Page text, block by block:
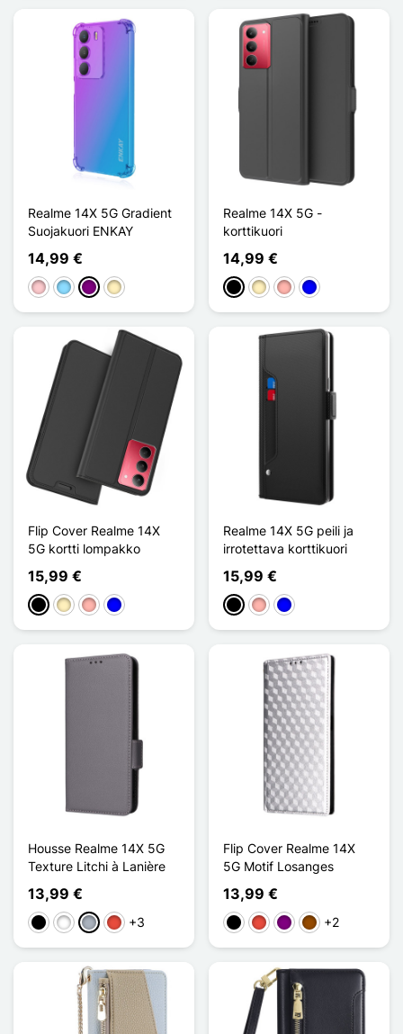
Realme 14X 5G Gradient
Suojakuori ENKAY
14,99 €
PinkkiBleu Clair
VioletDoré
Realme 14X 5G -
korttikuori
14,99 €
MustaDoréOr RoseSininen
Flip Cover Realme 14X
5G kortti lompakko
15,99 €
MustaDoréOr RoseSininen
Realme 14X 5G peili ja
irrotettava korttikuori
15,99 €
MustaOr RoseSininen
Housse Realme 14X 5G
Texture Litchi à Lanière
13,99 €
MustaValkoinen
HarmaaPunainen
+3
Flip Cover Realme 14X
5G Motif Losanges
13,99 €
MustaPunainen
VioletRuskea
+2